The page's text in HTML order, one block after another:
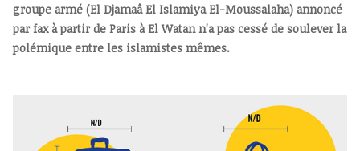
groupe armé (El Djamaâ El Islamiya El-Moussalaha) annoncé
par fax à partir de Paris à El Watan n'a pas cessé de soulever la
polémique entre les islamistes mêmes.